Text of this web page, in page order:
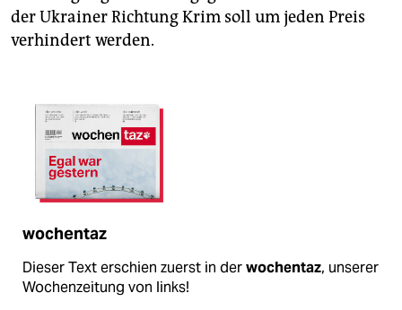
der Ukrainer Richtung Krim soll um jeden Preis
verhindert werden.
wochentaz
Dieser Text erschien zuerst in derwochentaz, unserer
Wochenzeitung von links!